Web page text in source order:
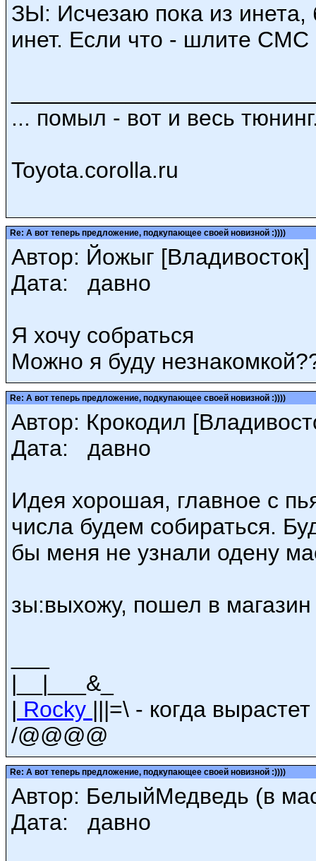
ЗЫ: Исчезаю пока из инета,
инет. Если что - шлите СМС
... помыл - вот и весь
Toyota.corolla.ru
Re: А вот теперь предложение, подкупающее своей новизной :))))
Автор: Йожыг
Дата: давно
Я хочу собраться
Можно я буду
Re: А вот теперь предложение, подкупающее своей новизной :))))
Автор: Крокодил
Дата: давно
Идея хорошая, главное с
числа будем собираться.
бы меня не узнали одену
зы:выхожу, пошел в
|__|___&_
| Rocky |||=\ - когда
/@@@@
Re: А вот теперь предложение, подкупающее своей новизной :))))
Автор: БелыйМедведь (в
Дата: давно